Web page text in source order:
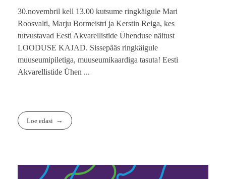
30.novembril kell 13.00 kutsume ringkäigule Mari
Roosvalti, Marju Bormeistri ja Kerstin Reiga, kes
tutvustavad Eesti Akvarellistide Ühenduse näitust
LOODUSE KAJAD. Sissepääs ringkäigule
muuseumipiletiga, muuseumikaardiga tasuta! Eesti
Akvarellistide Ühen ...
Loe edasi